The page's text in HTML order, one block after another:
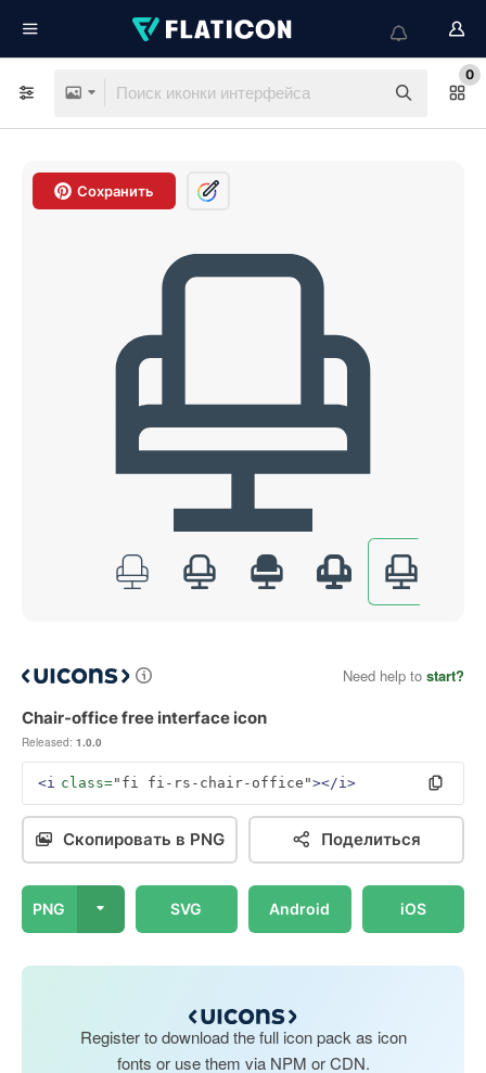
0
Сохранить
Need help to start?
Chair-office free interface icon
Released: 1.0.0
<i class="fi fi-rs-chair-office"></i>
Скопировать в PNG Поделиться
PNG SVG Android iOS
Register to download the full icon pack as icon
fonts or use them via NPM or CDN.